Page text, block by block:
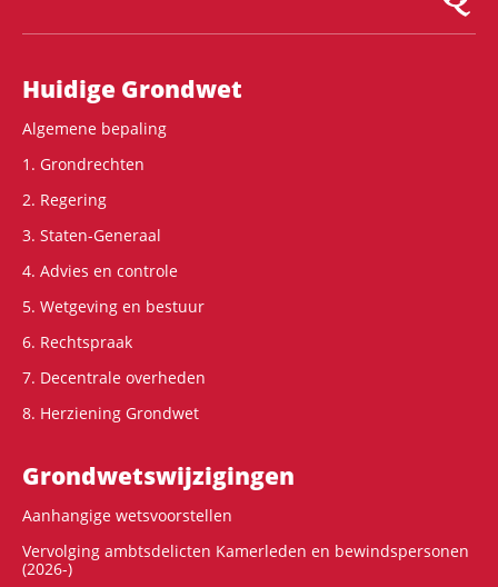
Hoofdnavigatie
Huidige Grondwet
Algemene bepaling
1. Grondrechten
2. Regering
3. Staten-Generaal
4. Advies en controle
5. Wetgeving en bestuur
6. Rechtspraak
7. Decentrale overheden
8. Herziening Grondwet
Grondwets­wijzigingen
Aanhangige wetsvoorstellen
Vervolging ambtsdelicten Kamerleden en bewindspersonen
(2026-)